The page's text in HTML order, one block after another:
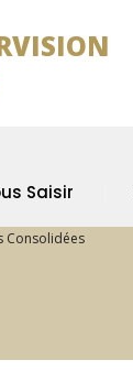
Saisir
Consolidées